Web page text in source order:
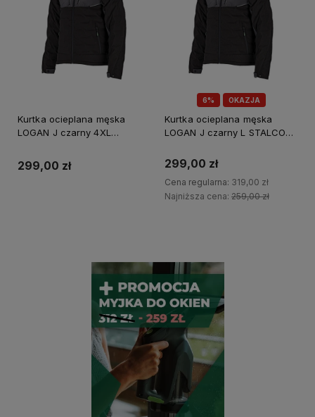
Kurtka ocieplana męska
LOGAN J czarny 4XL
S090700002
299,00 zł
6% OKAZJA
Kurtka ocieplana męska
LOGAN J czarny L STALCO
299,00 zł
Cena regularna: 319,00 zł
Najniższa cena: 259,00 zł